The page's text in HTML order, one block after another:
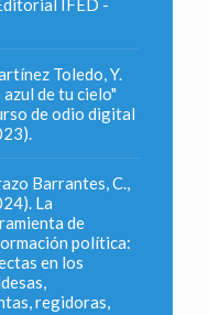
IFED -
Toledo, Y.
de tu cielo"
de odio digital
Barrantes, C.,
La
de
política:
en los
regidoras,